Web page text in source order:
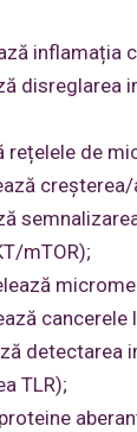
inflamația
disreglarea
rețelele de
mTOR);
cancerele
detectarea
TLR);